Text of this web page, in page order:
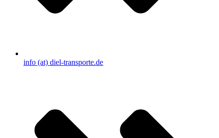
info (at) diel-transporte.de